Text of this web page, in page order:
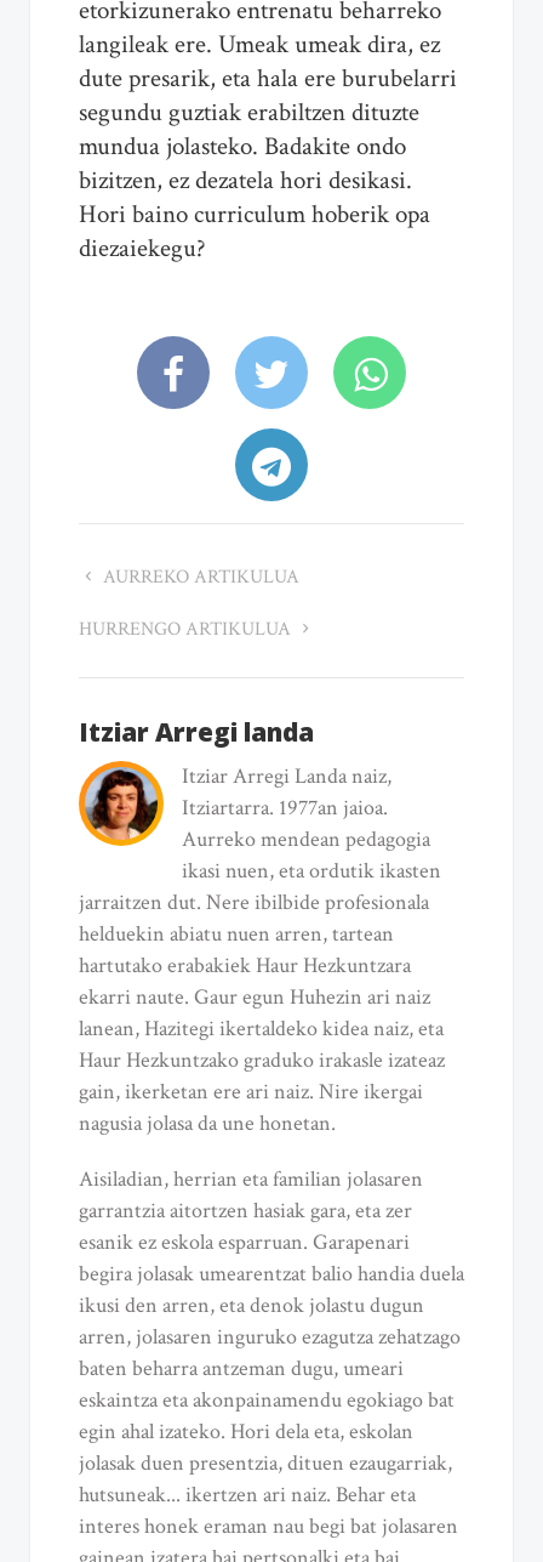
etorkizunerako entrenatu beharreko
langileak ere. Umeak umeak dira, ez
dute presarik, eta hala ere burubelarri
segundu guztiak erabiltzen dituzte
mundua jolasteko. Badakite ondo
bizitzen, ez dezatela hori desikasi.
Hori baino curriculum hoberik opa
diezaiekegu?
AURREKO ARTIKULUA
HURRENGO ARTIKULUA
Itziar Arregi landa
Itziar Arregi Landa naiz,
Itziartarra. 1977an jaioa.
Aurreko mendean pedagogia
ikasi nuen, eta ordutik ikasten
jarraitzen dut. Nere ibilbide profesionala
helduekin abiatu nuen arren, tartean
hartutako erabakiek Haur Hezkuntzara
ekarri naute. Gaur egun Huhezin ari naiz
lanean, Hazitegi ikertaldeko kidea naiz, eta
Haur Hezkuntzako graduko irakasle izateaz
gain, ikerketan ere ari naiz. Nire ikergai
nagusia jolasa da une honetan.
Aisiladian, herrian eta familian jolasaren
garrantzia aitortzen hasiak gara, eta zer
esanik ez eskola esparruan. Garapenari
begira jolasak umearentzat balio handia duela
ikusi den arren, eta denok jolastu dugun
arren, jolasaren inguruko ezagutza zehatzago
baten beharra antzeman dugu, umeari
eskaintza eta akonpainamendu egokiago bat
egin ahal izateko. Hori dela eta, eskolan
jolasak duen presentzia, dituen ezaugarriak,
hutsuneak... ikertzen ari naiz. Behar eta
interes honek eraman nau begi bat jolasaren